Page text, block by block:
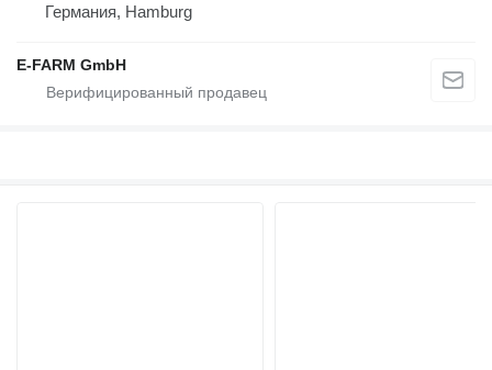
Германия, Hamburg
E-FARM GmbH